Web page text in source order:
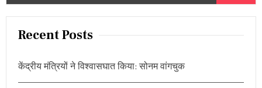
ध
ने
की
ओ
s
a
Recent Posts
केंद्रीय मंत्रियों ने विश्वासघात किया: सोनम वांगचुक